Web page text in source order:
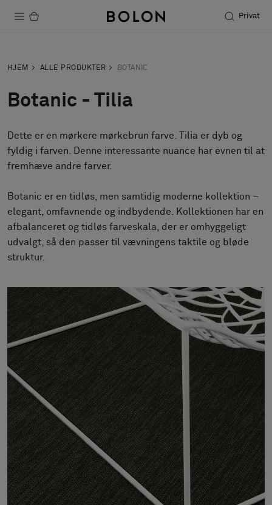
Privat
Bæredygtighed
Installation
Vedligeholdelse
Designersamarbejder
FAQ
Kontakt
Pattern Tile Tool
Image & Material Bank
Vælg land
HJEM ALLE PRODUKTER BOTANIC
Botanic - Tilia
Dette er en mørkere mørkebrun farve. Tilia er dyb og
fyldig i farven. Denne interessante nuance har evnen til at
fremhæve andre farver.
Botanic er en tidløs, men samtidig moderne kollektion –
elegant, omfavnende og indbydende. Kollektionen har en
afbalanceret og tidløs farveskala, der er omhyggeligt
udvalgt, så den passer til vævningens taktile og bløde
struktur.